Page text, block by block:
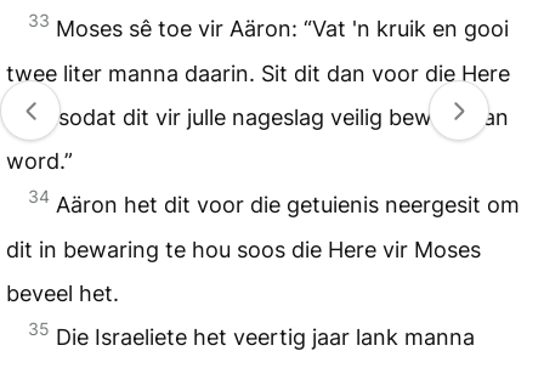
33 Moses sê toe vir Aäron: “Vat 'n kruik en gooi
twee liter manna daarin. Sit dit dan voor die Here
neer sodat dit vir julle nageslag veilig bewaar kan
word.”
34 Aäron het dit voor die getuienis neergesit om
dit in bewaring te hou soos die Here vir Moses
beveel het.
35 Die Israeliete het veertig jaar lank manna